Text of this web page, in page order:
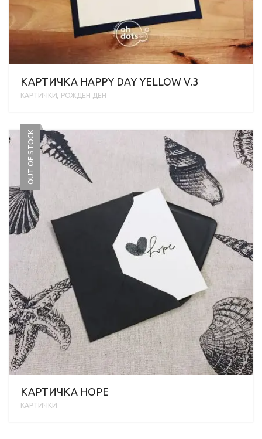
КАРТИЧКА HAPPY DAY YELLOW V.3
КАРТИЧКИ, РОЖДЕН ДЕН
OUT OF STOCK
КАРТИЧКА HOPE
КАРТИЧКИ